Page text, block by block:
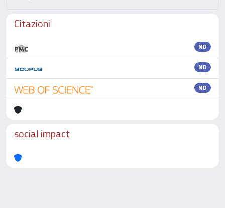
Citazioni
ND
ND
ND
social impact